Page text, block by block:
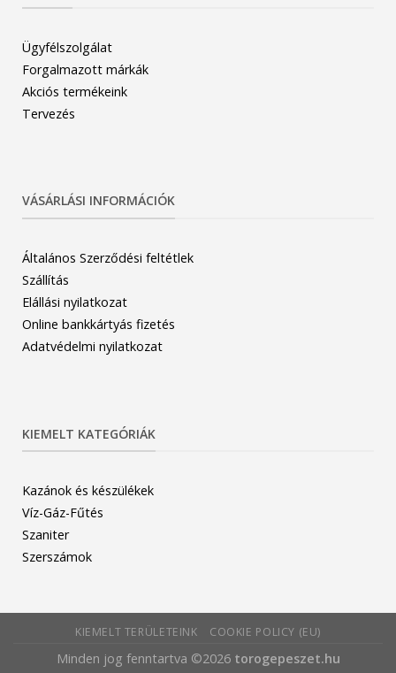
Ügyfélszolgálat
Forgalmazott márkák
Akciós termékeink
Tervezés
VÁSÁRLÁSI INFORMÁCIÓK
Általános Szerződési feltétlek
Szállítás
Elállási nyilatkozat
Online bankkártyás fizetés
Adatvédelmi nyilatkozat
KIEMELT KATEGÓRIÁK
Kazánok és készülékek
Víz-Gáz-Fűtés
Szaniter
Szerszámok
KIEMELT TERÜLETEINK COOKIE POLICY (EU)
Minden jog fenntartva ©2026 torogepeszet.hu